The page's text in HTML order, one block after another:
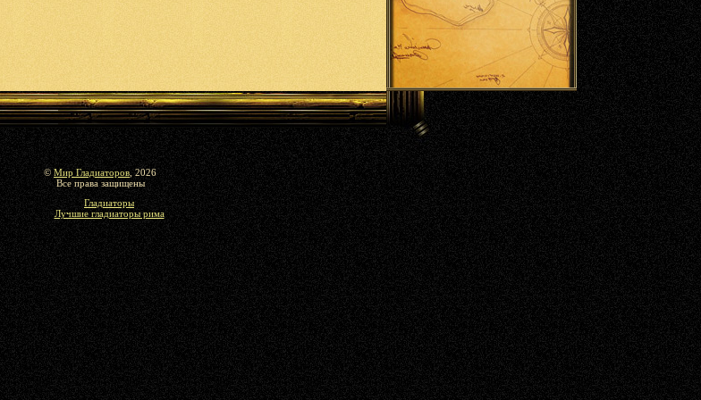
© Мир Гладиаторов , 2026
Все права защищены
Гладиаторы
Лучшие гладиаторы рима